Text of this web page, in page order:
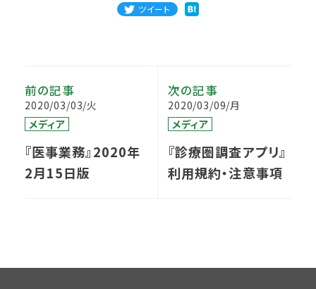
ツイート
前の記事
2020/03/03/火
メディア
『医事業務』2020年
2月15日版
次の記事
2020/03/09/月
メディア
『診療圏調査アプリ』
利用規約・注意事項